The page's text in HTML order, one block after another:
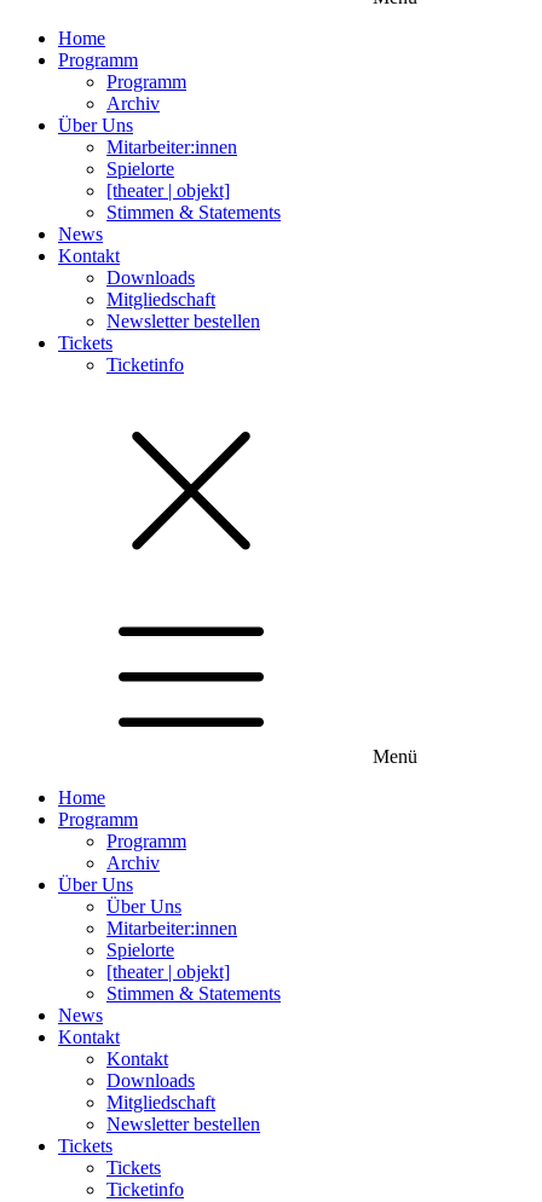
Home
Programm
Programm
Archiv
Über Uns
Mitarbeiter:innen
Spielorte
[theater | objekt]
Stimmen & Statements
News
Kontakt
Downloads
Mitgliedschaft
Newsletter bestellen
Tickets
Ticketinfo
Menü
Home
Programm
Programm
Archiv
Über Uns
Über Uns
Mitarbeiter:innen
Spielorte
[theater | objekt]
Stimmen & Statements
News
Kontakt
Kontakt
Downloads
Mitgliedschaft
Newsletter bestellen
Tickets
Tickets
Ticketinfo